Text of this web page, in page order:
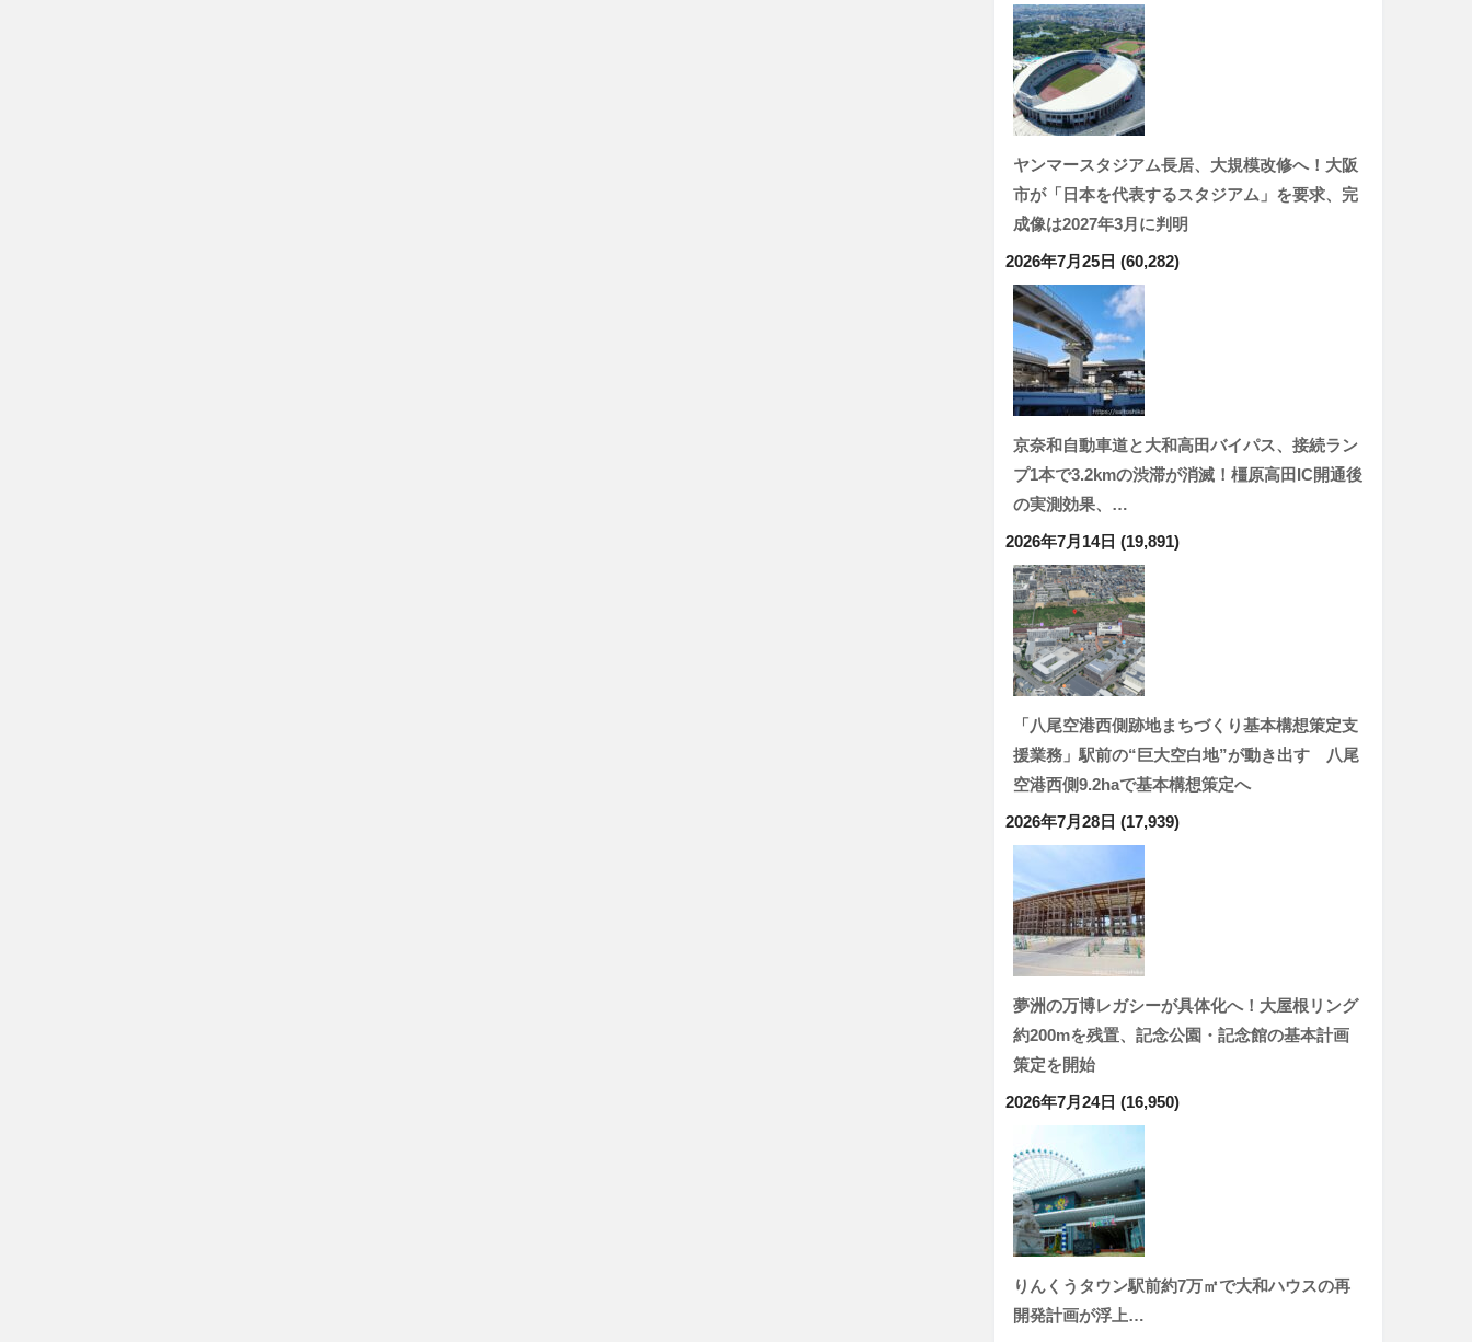
ヤンマースタジアム長居、大規模改修へ！大阪
市が「日本を代表するスタジアム」を要求、完
成像は2027年3月に判明
2026年7月25日 (60,282)
京奈和自動車道と大和高田バイパス、接続ラン
プ1本で3.2kmの渋滞が消滅！橿原高田IC開通後
の実測効果、…
2026年7月14日 (19,891)
「八尾空港西側跡地まちづくり基本構想策定支
援業務」駅前の“巨大空白地”が動き出す 八尾
空港西側9.2haで基本構想策定へ
2026年7月28日 (17,939)
夢洲の万博レガシーが具体化へ！大屋根リング
約200mを残置、記念公園・記念館の基本計画
策定を開始
2026年7月24日 (16,950)
りんくうタウン駅前約7万㎡で大和ハウスの再
開発計画が浮上…